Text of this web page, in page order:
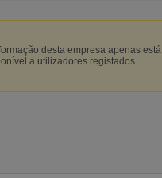
desta empresa apenas está
a utilizadores registados.